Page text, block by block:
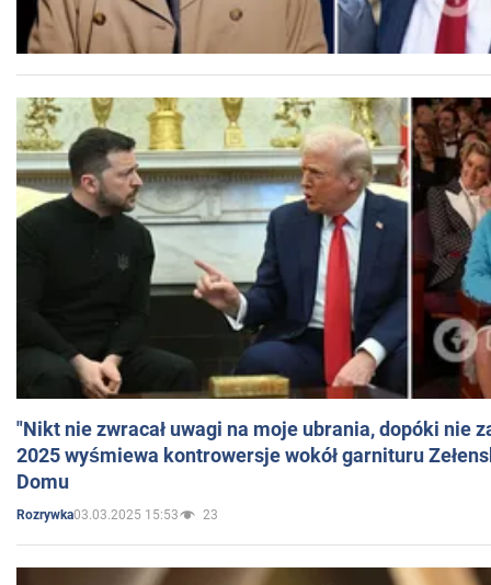
"Nikt nie zwracał uwagi na moje ubrania, dopóki nie
2025 wyśmiewa kontrowersje wokół garnituru
Domu
Rozrywka03.03.2025 15:53 23